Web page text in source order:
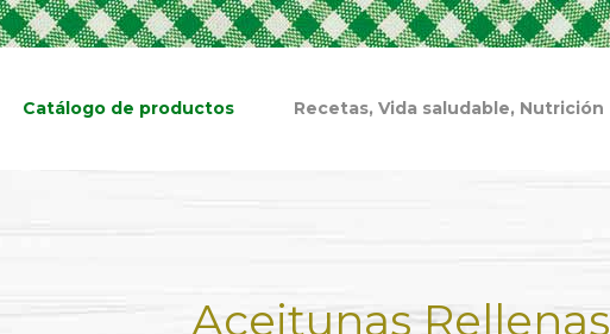
Catálogo de productos Recetas, Vida saludable, Nutrición
Aceitunas Rellenas